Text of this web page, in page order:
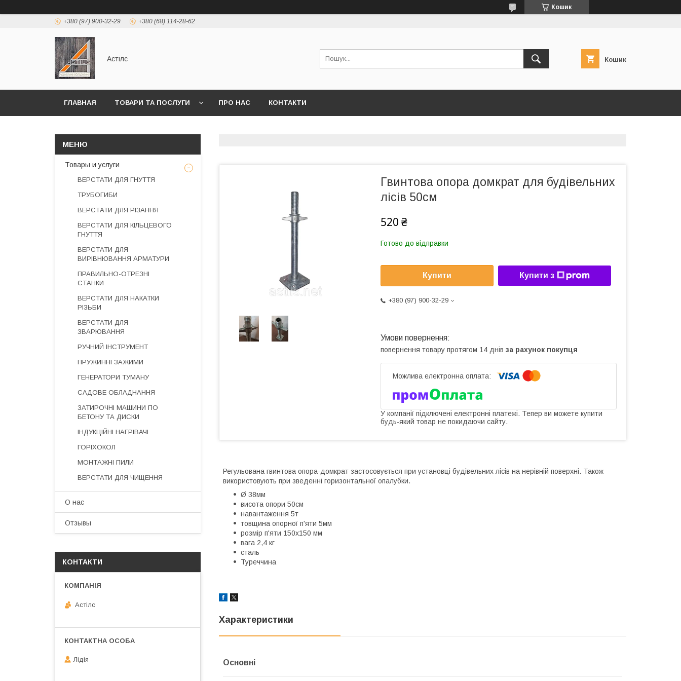
Кошик
+380 (97) 900-32-29 +380 (68) 114-28-62
Астілс Кошик
ГЛАВНАЯ ТОВАРИ ТА ПОСЛУГИ ПРО НАС КОНТАКТИ
Гвинтова опора домкрат для будівельних
лісів 50см
520 ₴
Готово до відправки
Купити Купити з
+380 (97) 900-32-29
повернення товару протягом 14 днів за рахунок покупця
У компанії підключені електронні платежі. Тепер ви можете купити
будь-який товар не покидаючи сайту.
Регульована гвинтова опора-домкрат застосовується при установці будівельних лісів на нерівній поверхні. Також
використовують при зведенні горизонтальної опалубки.
Ø 38мм
висота опори 50см
навантаження 5т
товщина опорної п'яти 5мм
розмір п'яти 150х150 мм
вага 2,4 кг
сталь
Туреччина
Характеристики
Основні
Товары и услуги
ВЕРСТАТИ ДЛЯ ГНУТТЯ
ТРУБОГИБИ
ВЕРСТАТИ ДЛЯ РІЗАННЯ
ВЕРСТАТИ ДЛЯ КІЛЬЦЕВОГО
ГНУТТЯ
ВЕРСТАТИ ДЛЯ
ВИРІВНЮВАННЯ АРМАТУРИ
ПРАВИЛЬНО-ОТРЕЗНІ
СТАНКИ
ВЕРСТАТИ ДЛЯ НАКАТКИ
РІЗЬБИ
ВЕРСТАТИ ДЛЯ
ЗВАРЮВАННЯ
РУЧНИЙ ІНСТРУМЕНТ
ПРУЖИННІ ЗАЖИМИ
ГЕНЕРАТОРИ ТУМАНУ
САДОВЕ ОБЛАДНАННЯ
ЗАТИРОЧНІ МАШИНИ ПО
БЕТОНУ ТА ДИСКИ
ІНДУКЦІЙНІ НАГРІВАЧІ
ГОРІХОКОЛ
МОНТАЖНІ ПИЛИ
ВЕРСТАТИ ДЛЯ ЧИЩЕННЯ
О нас
Отзывы
КОНТАКТИ
Астілс
Лідія